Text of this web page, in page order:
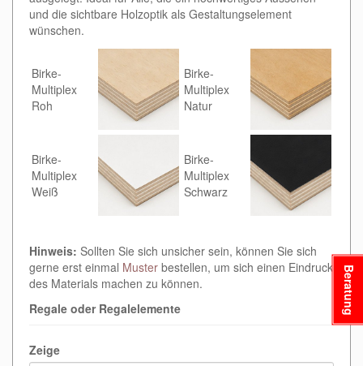
und die sichtbare Holzoptik als Gestaltungselement
wünschen.
Birke-
Multiplex
Roh
Birke-
Multiplex
Natur
Birke-
Multiplex
Weiß
Birke-
Multiplex
Schwarz
Hinweis: Sollten Sie sich unsicher sein, können Sie sich
gerne erst einmal Muster bestellen, um sich einen Eindruck
des Materials machen zu können.
Regale oder Regalelemente
Zeige
Beratung